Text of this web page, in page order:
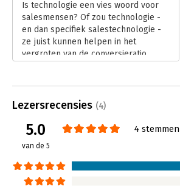
Is technologie een vies woord voor
salesmensen? Of zou technologie -
en dan specifiek salestechnologie -
ze juist kunnen helpen in het
vergroten van de conversieratio,
ultieme salesmachine’ de laatste
sales.
Lezersrecensies (4)
5.0
van de 5
4 stemmen